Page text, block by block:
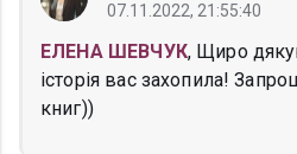
07.11.2022, 21:55:40
ЕЛЕНА ШЕВЧУК, Щиро
історія вас захопила!
книг))